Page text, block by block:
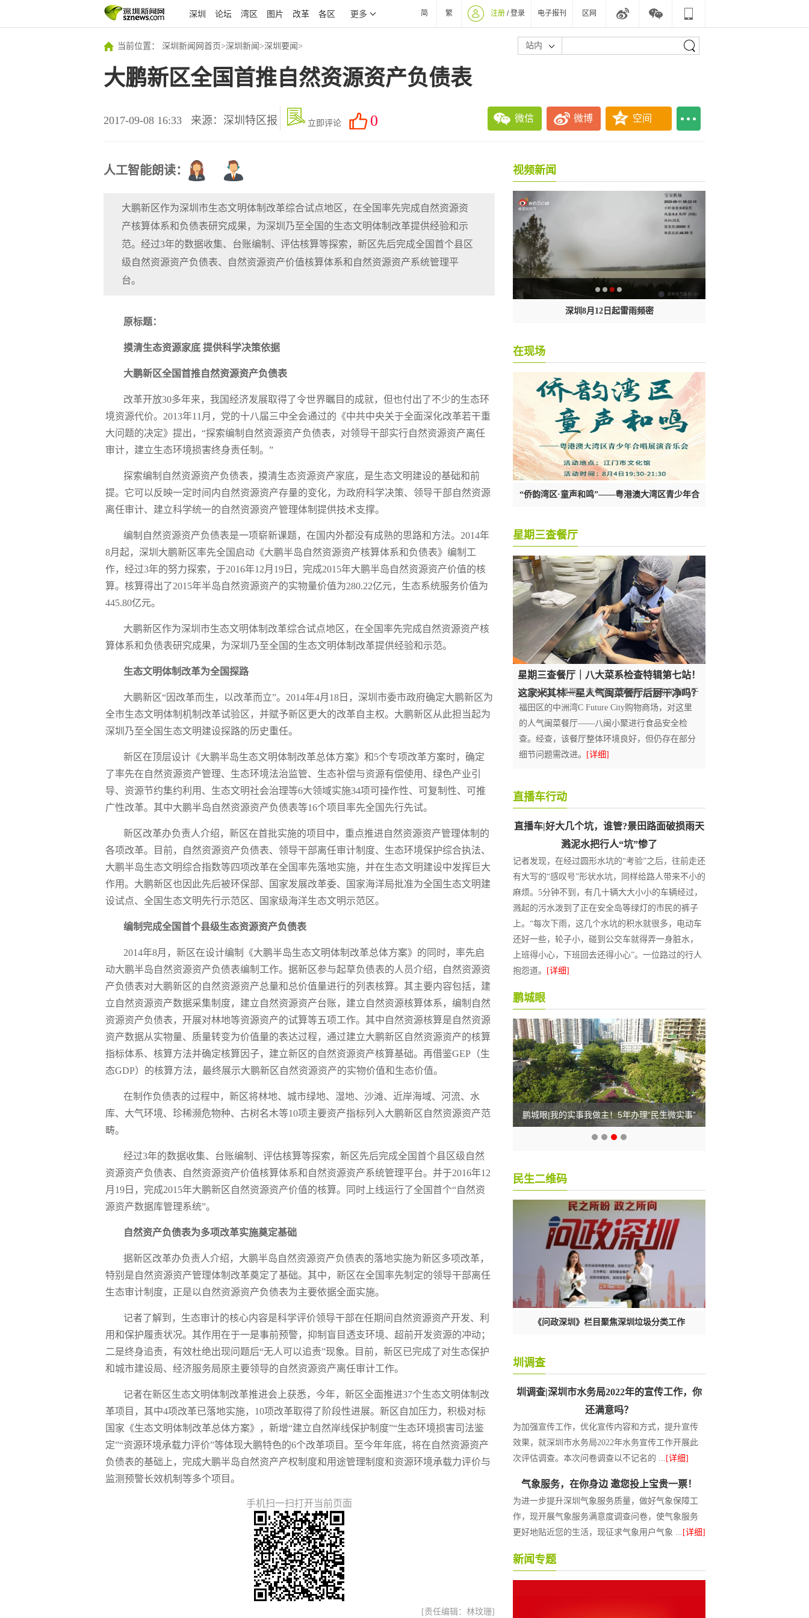
深圳 论坛 湾区 图片 改革 各区 更多 简 繁 注册 /登录 电子报刊 区网
当前位置： 深圳新闻网首页>深圳新闻 >深圳要闻 > 站内
大鹏新区全国首推自然资源资产负债表
2017-09-08 16:33 来源：深圳特区报 立即评论 0 微信 微博 空间
人工智能朗读：
大鹏新区作为深圳市生态文明体制改革综合试点地区，在全国率先完成自然资源资
产核算体系和负债表研究成果，为深圳乃至全国的生态文明体制改革提供经验和示
范。经过3年的数据收集、台账编制、评估核算等探索，新区先后完成全国首个县区
级自然资源资产负债表、自然资源资产价值核算体系和自然资源资产系统管理平
台。
原标题：
摸清生态资源家底 提供科学决策依据
大鹏新区全国首推自然资源资产负债表
改革开放30多年来，我国经济发展取得了令世界瞩目的成就，但也付出了不少的生态环
境资源代价。2013年11月，党的十八届三中全会通过的《中共中央关于全面深化改革若干重
大问题的决定》提出，“探索编制自然资源资产负债表，对领导干部实行自然资源资产离任
审计，建立生态环境损害终身责任制。”
探索编制自然资源资产负债表，摸清生态资源资产家底，是生态文明建设的基础和前
提。它可以反映一定时间内自然资源资产存量的变化，为政府科学决策、领导干部自然资源
离任审计、建立科学统一的自然资源资产管理体制提供技术支撑。
编制自然资源资产负债表是一项崭新课题，在国内外都没有成熟的思路和方法。2014年
8月起，深圳大鹏新区率先全国启动《大鹏半岛自然资源资产核算体系和负债表》编制工
作，经过3年的努力探索，于2016年12月19日，完成2015年大鹏半岛自然资源资产价值的核
算。核算得出了2015年半岛自然资源资产的实物量价值为280.22亿元，生态系统服务价值为
445.80亿元。
大鹏新区作为深圳市生态文明体制改革综合试点地区，在全国率先完成自然资源资产核
算体系和负债表研究成果，为深圳乃至全国的生态文明体制改革提供经验和示范。
生态文明体制改革为全国探路
大鹏新区“因改革而生，以改革而立”。2014年4月18日，深圳市委市政府确定大鹏新区为
全市生态文明体制机制改革试验区，并赋予新区更大的改革自主权。大鹏新区从此担当起为
深圳乃至全国生态文明建设探路的历史重任。
新区在顶层设计《大鹏半岛生态文明体制改革总体方案》和5个专项改革方案时，确定
了率先在自然资源资产管理、生态环境法治监管、生态补偿与资源有偿使用、绿色产业引
导、资源节约集约利用、生态文明社会治理等6大领域实施34项可操作性、可复制性、可推
广性改革。其中大鹏半岛自然资源资产负债表等16个项目率先全国先行先试。
新区改革办负责人介绍，新区在首批实施的项目中，重点推进自然资源资产管理体制的
各项改革。目前，自然资源资产负债表、领导干部离任审计制度、生态环境保护综合执法、
大鹏半岛生态文明综合指数等四项改革在全国率先落地实施，并在生态文明建设中发挥巨大
作用。大鹏新区也因此先后被环保部、国家发展改革委、国家海洋局批准为全国生态文明建
设试点、全国生态文明先行示范区、国家级海洋生态文明示范区。
编制完成全国首个县级生态资源资产负债表
2014年8月，新区在设计编制《大鹏半岛生态文明体制改革总体方案》的同时，率先启
动大鹏半岛自然资源资产负债表编制工作。据新区参与起草负债表的人员介绍，自然资源资
产负债表对大鹏新区的自然资源资产总量和总价值量进行的列表核算。其主要内容包括，建
立自然资源资产数据采集制度，建立自然资源资产台账，建立自然资源核算体系，编制自然
资源资产负债表，开展对林地等资源资产的试算等五项工作。其中自然资源核算是自然资源
资产数据从实物量、质量转变为价值量的表达过程，通过建立大鹏新区自然资源资产的核算
指标体系、核算方法并确定核算因子，建立新区的自然资源资产核算基础。再借鉴GEP（生
态GDP）的核算方法，最终展示大鹏新区自然资源资产的实物价值和生态价值。
在制作负债表的过程中，新区将林地、城市绿地、湿地、沙滩、近岸海域、河流、水
库、大气环境、珍稀濒危物种、古树名木等10项主要资产指标列入大鹏新区自然资源资产范
畴。
经过3年的数据收集、台账编制、评估核算等探索，新区先后完成全国首个县区级自然
资源资产负债表、自然资源资产价值核算体系和自然资源资产系统管理平台。并于2016年12
月19日，完成2015年大鹏新区自然资源资产价值的核算。同时上线运行了全国首个“自然资
源资产数据库管理系统”。
自然资产负债表为多项改革实施奠定基础
据新区改革办负责人介绍，大鹏半岛自然资源资产负债表的落地实施为新区多项改革，
特别是自然资源资产管理体制改革奠定了基础。其中，新区在全国率先制定的领导干部离任
生态审计制度，正是以自然资源资产负债表为主要依据全面实施。
记者了解到，生态审计的核心内容是科学评价领导干部在任期间自然资源资产开发、利
用和保护履责状况。其作用在于一是事前预警，抑制盲目透支环境、超前开发资源的冲动；
二是终身追责，有效杜绝出现问题后“无人可以追责”现象。目前，新区已完成了对生态保护
和城市建设局、经济服务局原主要领导的自然资源资产离任审计工作。
记者在新区生态文明体制改革推进会上获悉，今年，新区全面推进37个生态文明体制改
革项目，其中4项改革已落地实施，10项改革取得了阶段性进展。新区自加压力，积极对标
国家《生态文明体制改革总体方案》，新增“建立自然岸线保护制度”“生态环境损害司法鉴
定”“资源环境承载力评价”等体现大鹏特色的6个改革项目。至今年年底，将在自然资源资产
负债表的基础上，完成大鹏半岛自然资产产权制度和用途管理制度和资源环境承载力评价与
监测预警长效机制等多个项目。
手机扫一扫打开当前页面
[责任编辑：林玟珊]